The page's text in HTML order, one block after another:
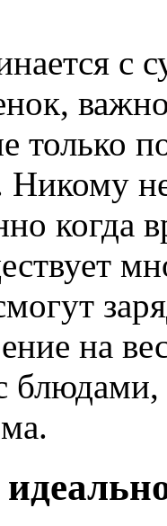
с
только
Никому
когда
на